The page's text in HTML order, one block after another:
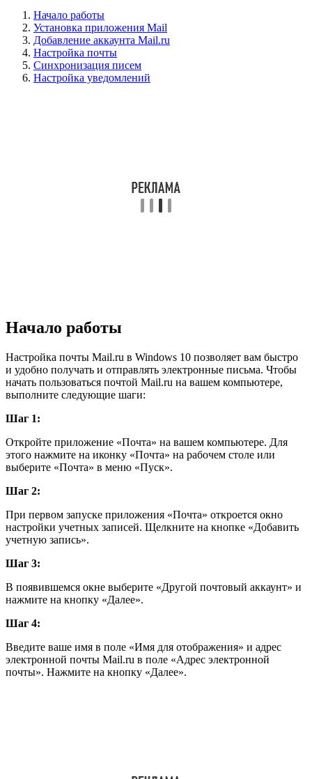
Начало работы
Установка приложения Mail
Добавление аккаунта Mail.ru
Настройка почты
Синхронизация писем
Настройка уведомлений
Начало работы
Настройка почты Mail.ru в Windows 10 позволяет вам быстро
и удобно получать и отправлять электронные письма. Чтобы
начать пользоваться почтой Mail.ru на вашем компьютере,
выполните следующие шаги:
Шаг 1:
Откройте приложение «Почта» на вашем компьютере. Для
этого нажмите на иконку «Почта» на рабочем столе или
выберите «Почта» в меню «Пуск».
Шаг 2:
При первом запуске приложения «Почта» откроется окно
настройки учетных записей. Щелкните на кнопке «Добавить
учетную запись».
Шаг 3:
В появившемся окне выберите «Другой почтовый аккаунт» и
нажмите на кнопку «Далее».
Шаг 4:
Введите ваше имя в поле «Имя для отображения» и адрес
электронной почты Mail.ru в поле «Адрес электронной
почты». Нажмите на кнопку «Далее».